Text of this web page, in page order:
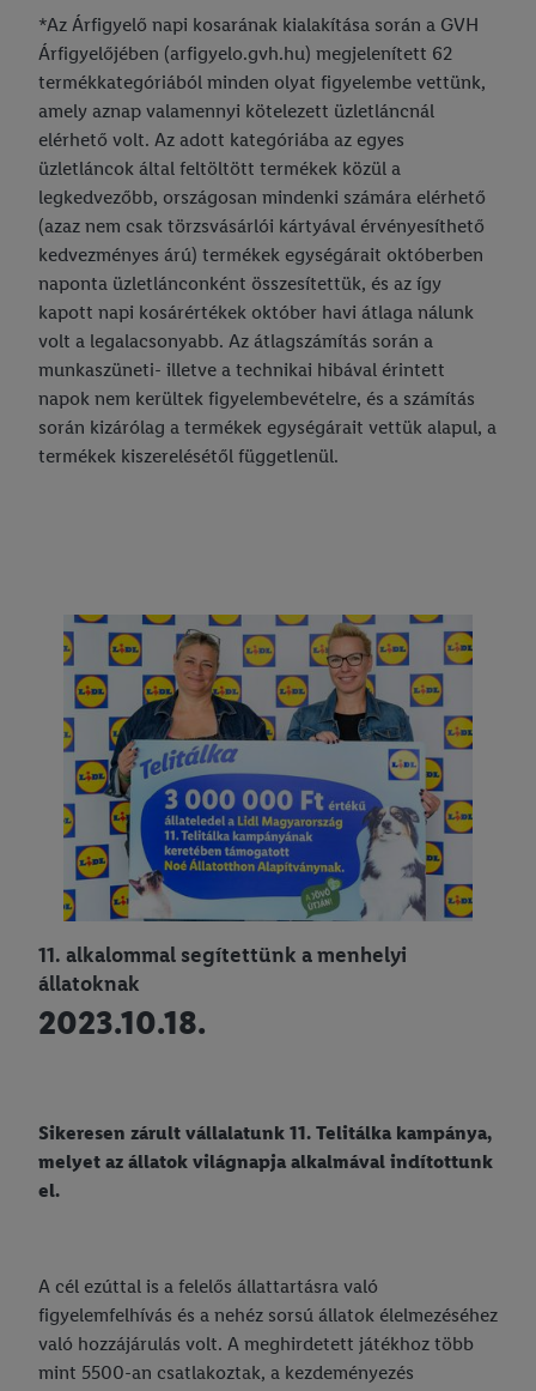
*Az Árfigyelő napi kosarának kialakítása során a GVH
Árfigyelőjében (arfigyelo.gvh.hu) megjelenített 62
termékkategóriából minden olyat figyelembe vettünk,
amely aznap valamennyi kötelezett üzletláncnál
elérhető volt. Az adott kategóriába az egyes
üzletláncok által feltöltött termékek közül a
legkedvezőbb, országosan mindenki számára elérhető
(azaz nem csak törzsvásárlói kártyával érvényesíthető
kedvezményes árú) termékek egységárait októberben
naponta üzletlánconként összesítettük, és az így
kapott napi kosárértékek október havi átlaga nálunk
volt a legalacsonyabb. Az átlagszámítás során a
munkaszüneti- illetve a technikai hibával érintett
napok nem kerültek figyelembevételre, és a számítás
során kizárólag a termékek egységárait vettük alapul, a
termékek kiszerelésétől függetlenül.
11. alkalommal segítettünk a menhelyi
állatoknak
2023.10.18.
Sikeresen zárult vállalatunk 11. Telitálka kampánya,
melyet az állatok világnapja alkalmával indítottunk
el.
A cél ezúttal is a felelős állattartásra való
figyelemfelhívás és a nehéz sorsú állatok élelmezéséhez
való hozzájárulás volt. A meghirdetett játékhoz több
mint 5500-an csatlakoztak, a kezdeményezés